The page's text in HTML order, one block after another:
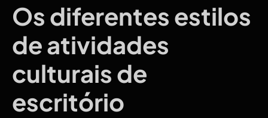
Os diferentes estilos
de atividades
culturais de
escritório